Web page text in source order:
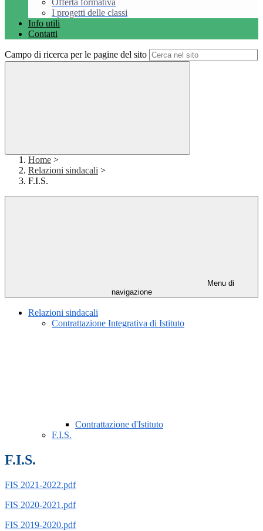
Offerta formativa
I progetti delle classi
Info utili
Contatti
Campo di ricerca per le pagine del sito
Home >
Relazioni sindacali >
F.I.S.
Menu di
navigazione
Relazioni sindacali
Contrattazione Integrativa di Istituto
Contrattazione d'Istituto
F.I.S.
F.I.S.
FIS 2021-2022.pdf
FIS 2020-2021.pdf
FIS 2019-2020.pdf